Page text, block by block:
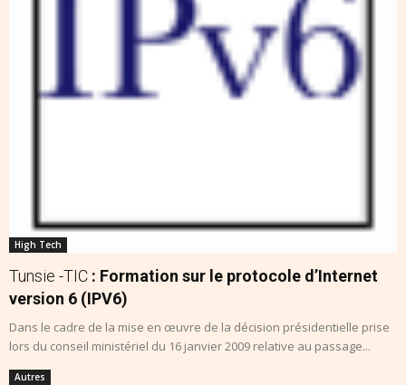
High Tech
Tunsie -TIC : Formation sur le protocole d’Internet
version 6 (IPV6)
Dans le cadre de la mise en œuvre de la décision présidentielle prise
lors du conseil ministériel du 16 janvier 2009 relative au passage...
Autres